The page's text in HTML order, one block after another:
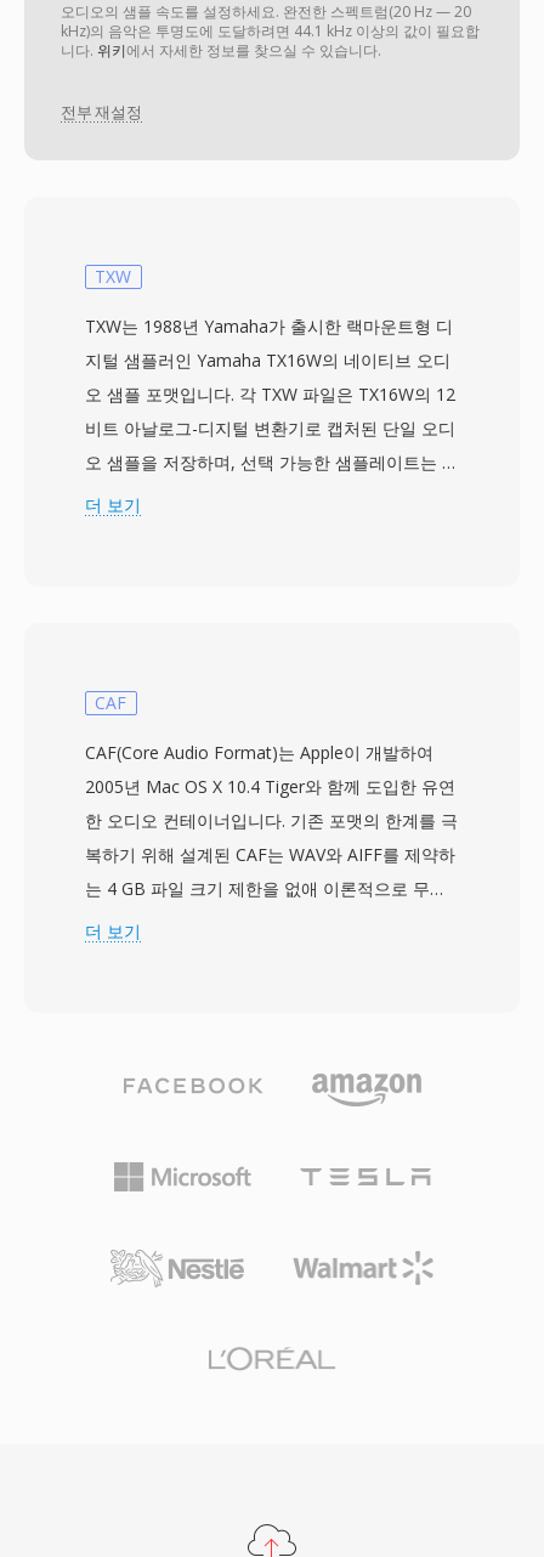
오디오의 샘플 속도를 설정하세요. 완전한 스펙트럼(20 Hz — 20
kHz)의 음악은 투명도에 도달하려면 44.1 kHz 이상의 값이 필요합
니다. 위키에서 자세한 정보를 찾으실 수 있습니다.
전부 재설정
TXW
TXW는 1988년 Yamaha가 출시한 랙마운트형 디
지털 샘플러인 Yamaha TX16W의 네이티브 오디
오 샘플 포맷입니다. 각 TXW 파일은 TX16W의 12
비트 아날로그-디지털 변환기로 캡처된 단일 오디
오 샘플을 저장하며, 선택 가능한 샘플레이트는 모
노로 16.7 kHz, 33.3 kHz, 50 kHz입니다. 이 포맷
된 소재에 인식 가능한 음향 질감을 부여하는 독특
음악가들 사이에서 충성스러운 팬층을 확보했습
니다. 이 포맷은 루프 포인트 데이터와 튜닝 메타
데이터를 보존하여 하드웨어 내에서 서스테인 루
프의 매끄러운 재생을 가능하게 합니다. TXW 파
일은 대부분의 현대 소프트웨어에서 직접 재생할
수 없지만, 변환 유틸리티와 SoX 오디오 툴킷이
로 남아 있습니다.
더 보기
CAF
CAF(Core Audio Format)는 Apple이 개발하여
2005년 Mac OS X 10.4 Tiger와 함께 도입한 유연
한 오디오 컨테이너입니다. 기존 포맷의 한계를 극
복하기 위해 설계된 CAF는 WAV와 AIFF를 제약하
는 4 GB 파일 크기 제한을 없애 이론적으로 무제
한 길이를 지원합니다. 이 컨테이너는 AAC, ALAC,
장합니다. 핵심 장점은 초장시간 녹음 처리입니다:
간의 연속 오디오를 캡처할 수 있습니다. 유연한
코덱 지원은 또 다른 강점으로, 고해상도 24비
나의 컨테이너로 처리 가능합니다. Apple의 Core
전문 애플리케이션에서 저지연 재생을 보장합니
더 보기